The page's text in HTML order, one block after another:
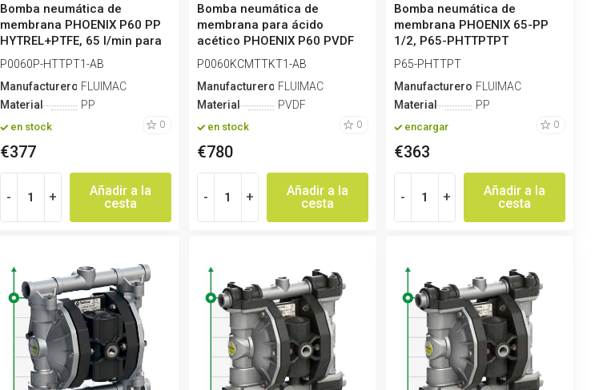
Bomba neumática de
membrana PHOENIX P60 PP
HYTREL+PTFE, 65 l/min para
ácido a...
P0060P-HTTPT1-AB
Manufacturero FLUIMAC
Material
PP
en stock 0
€377
- +
Añadir a la
cesta
Bomba neumática de
membrana para ácido
acético PHOENIX P60 PVDF
SANTOPRENE+PT...
P0060KCMTTKT1-AB
Manufacturero FLUIMAC
Material
PVDF
en stock 0
€780
- +
Añadir a la
cesta
Bomba neumática de
membrana PHOENIX 65-PP
1/2, P65-PHTTPTPT
P65-PHTTPT
Manufacturero FLUIMAC
Material
PP
encargar 0
€363
- +
Añadir a la
cesta